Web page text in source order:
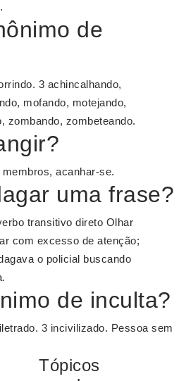
de
3 achincalhando,
mofando, motejando,
zombando, zombeteando.
acanhar-se.
uma frase?
transitivo direto Olhar
com excesso de atenção;
o policial buscando
de inculta?
3 incivilizado. Pessoa sem
Tópicos